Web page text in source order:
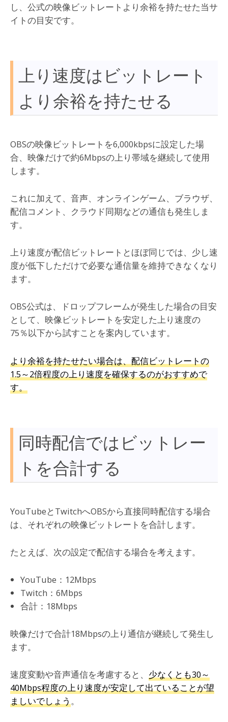
し、公式の映像ビットレートより余裕を持たせた当サ
イトの目安です。
上り速度はビットレート
より余裕を持たせる
OBSの映像ビットレートを6,000kbpsに設定した場
合、映像だけで約6Mbpsの上り帯域を継続して使用
します。
これに加えて、音声、オンラインゲーム、ブラウザ、
配信コメント、クラウド同期などの通信も発生しま
す。
上り速度が配信ビットレートとほぼ同じでは、少し速
度が低下しただけで必要な通信量を維持できなくなり
ます。
OBS公式は、ドロップフレームが発生した場合の目安
として、映像ビットレートを安定した上り速度の
75％以下から試すことを案内しています。
より余裕を持たせたい場合は、配信ビットレートの
1.5～2倍程度の上り速度を確保するのがおすすめで
す。
同時配信ではビットレー
トを合計する
YouTubeとTwitchへOBSから直接同時配信する場合
は、それぞれの映像ビットレートを合計します。
たとえば、次の設定で配信する場合を考えます。
YouTube：12Mbps
Twitch：6Mbps
合計：18Mbps
映像だけで合計18Mbpsの上り通信が継続して発生し
ます。
速度変動や音声通信を考慮すると、 少なくとも30～
40Mbps程度の上り速度が安定して出ていることが望
ましいでしょう 。